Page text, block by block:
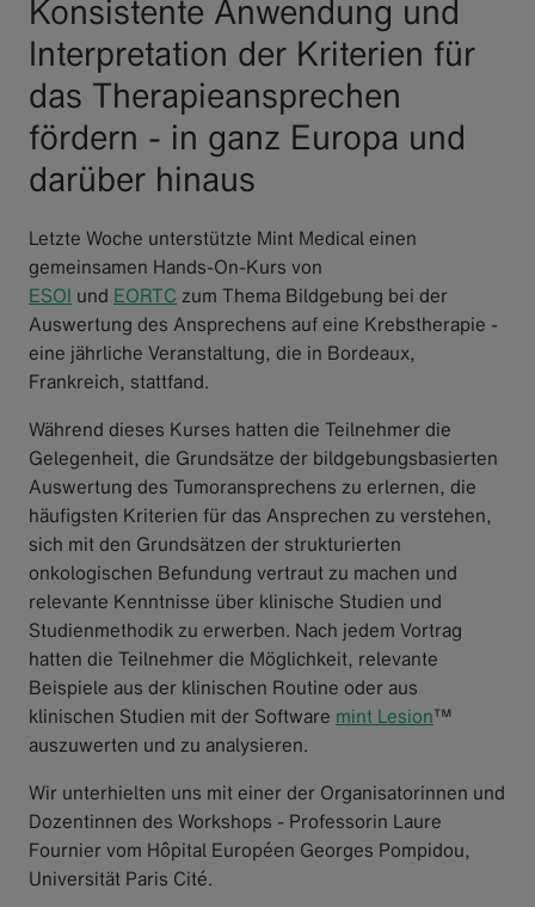
Konsistente Anwendung und
Interpretation der Kriterien für
das Therapieansprechen
fördern - in ganz Europa und
darüber hinaus
Letzte Woche unterstützte Mint Medical einen
gemeinsamen Hands-On-Kurs von
ESOI und EORTC zum Thema Bildgebung bei der
Auswertung des Ansprechens auf eine Krebstherapie -
eine jährliche Veranstaltung, die in Bordeaux,
Frankreich, stattfand.
Während dieses Kurses hatten die Teilnehmer die
Gelegenheit, die Grundsätze der bildgebungsbasierten
Auswertung des Tumoransprechens zu erlernen, die
häufigsten Kriterien für das Ansprechen zu verstehen,
sich mit den Grundsätzen der strukturierten
onkologischen Befundung vertraut zu machen und
relevante Kenntnisse über klinische Studien und
Studienmethodik zu erwerben. Nach jedem Vortrag
hatten die Teilnehmer die Möglichkeit, relevante
Beispiele aus der klinischen Routine oder aus
klinischen Studien mit der Software mint Lesion™
auszuwerten und zu analysieren.
Wir unterhielten uns mit einer der Organisatorinnen und
Dozentinnen des Workshops - Professorin Laure
Fournier vom Hôpital Européen Georges Pompidou,
Universität Paris Cité.